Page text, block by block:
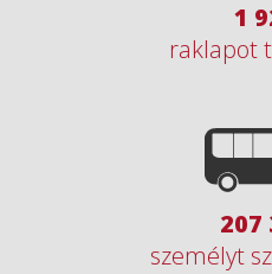
2
raklapot
297
személyt